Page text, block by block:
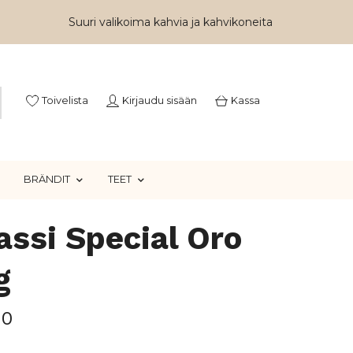
Suuri valikoima kahvia ja kahvikoneita
Toivelista Kirjaudu sisään Kassa
BRÄNDIT TEET
Special Oro